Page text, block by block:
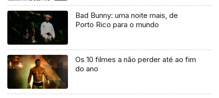
Bad Bunny: uma noite mais, de
Porto Rico para o mundo
Os 10 filmes a não perder até ao fim
do ano